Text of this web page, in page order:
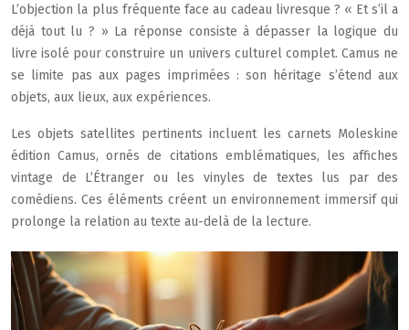
L’objection la plus fréquente face au cadeau livresque ? « Et s’il a
déjà tout lu ? » La réponse consiste à dépasser la logique du
livre isolé pour construire un univers culturel complet. Camus ne
se limite pas aux pages imprimées : son héritage s’étend aux
objets, aux lieux, aux expériences.
Les objets satellites pertinents incluent les carnets Moleskine
édition Camus, ornés de citations emblématiques, les affiches
vintage de L’Étranger ou les vinyles de textes lus par des
comédiens. Ces éléments créent un environnement immersif qui
prolonge la relation au texte au-delà de la lecture.